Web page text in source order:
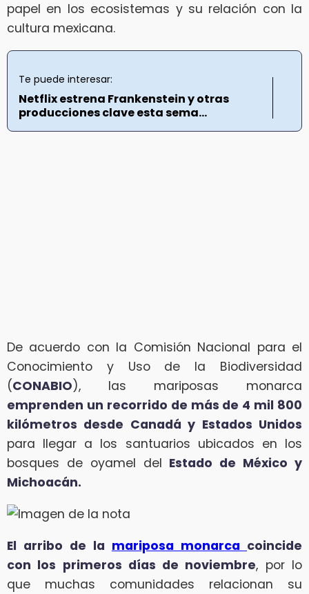
papel en los ecosistemas y su relación con la
cultura mexicana.
Te puede interesar:
Netflix estrena Frankenstein y otras
producciones clave esta sema...
De acuerdo con la Comisión Nacional para el
Conocimiento y Uso de la Biodiversidad
(CONABIO), las mariposas monarca
emprenden un recorrido de más de 4 mil 800
kilómetros desde Canadá y Estados Unidos
para llegar a los santuarios ubicados en los
bosques de oyamel del Estado de México y
Michoacán.
El arribo de la mariposa monarca coincide
con los primeros días de noviembre, por lo
que muchas comunidades relacionan su